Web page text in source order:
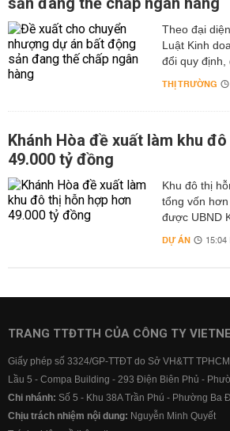
Theo đại
Luật Kinh
đổi quy định,
THỊ TRƯỜNG
Khánh Hòa đề xuất làm khu
49.000 tỷ đồng
Khu đô thị
tổng vốn
được UBND
DỰ ÁN
TRANG TTĐTTH CỦA CÔNG TY
Giấy phép số 3324/GP-TTĐT do Sở VH&TT
Lầu 5 - Compa Building - 293 Điện Biên Phủ -
Chi nhánh: Số 5 - Khu 38A Trần Phú - Phường Ba
Chịu trách nhiệm nội dung: Nguyễn Minh Quyết